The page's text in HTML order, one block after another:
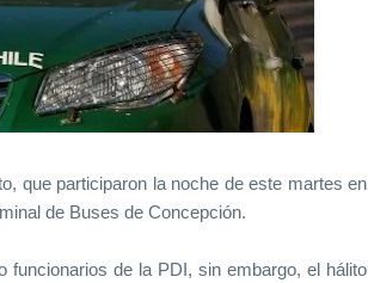
que participaron la noche de este martes en
de Buses de Concepción.
funcionarios de la PDI, sin embargo, el hálito